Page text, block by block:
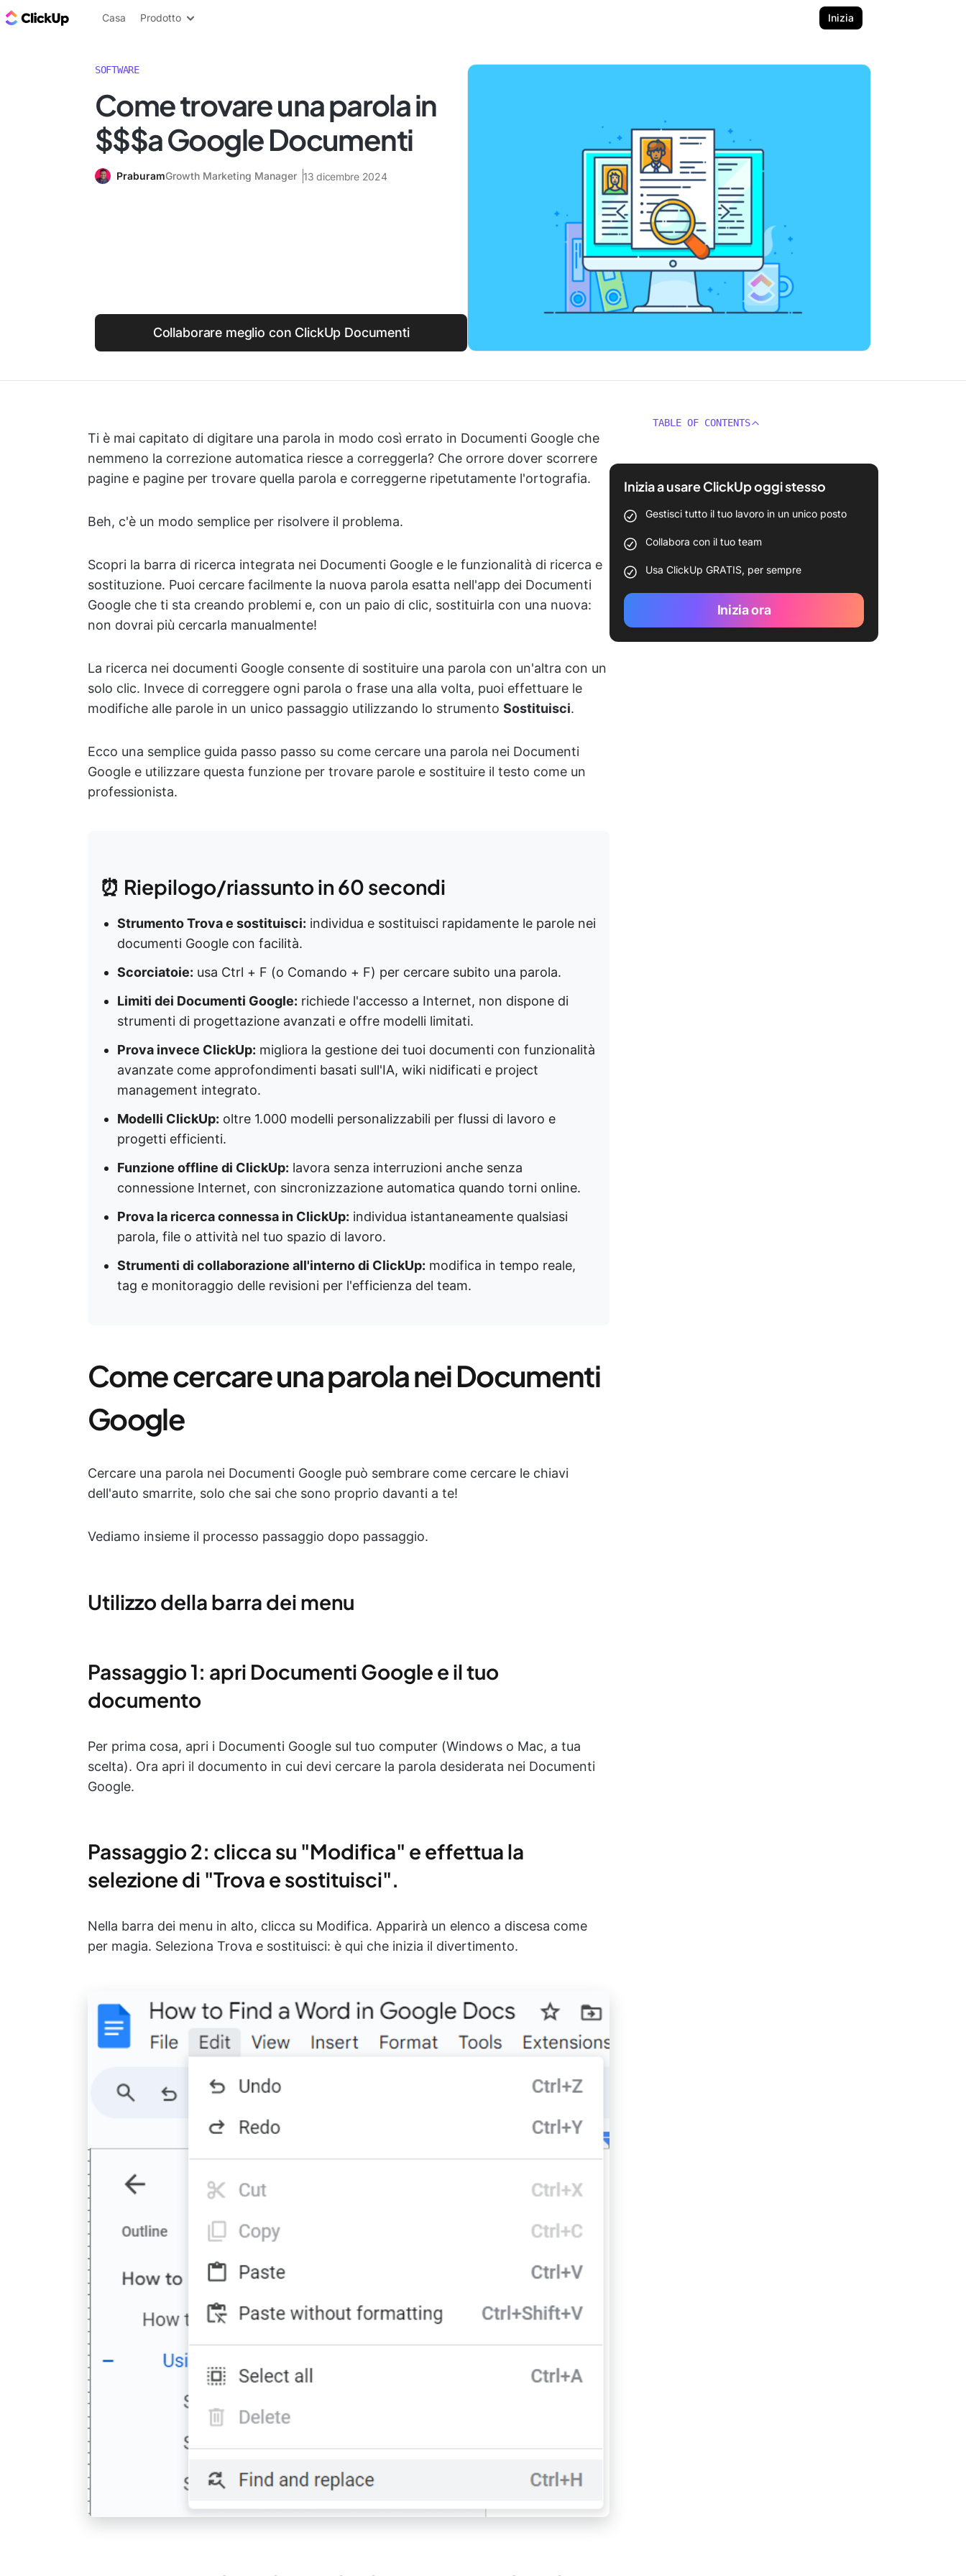
Blog di ClickUp
Casa Prodotto Inizia
SOFTWARE
Come trovare una parola in
$$$a Google Documenti
PraburamGrowth Marketing Manager 13 dicembre 2024
Collaborare meglio con ClickUp Documenti
Ti è mai capitato di digitare una parola in modo così errato in Documenti Google che
nemmeno la correzione automatica riesce a correggerla? Che orrore dover scorrere
pagine e pagine per trovare quella parola e correggerne ripetutamente l'ortografia.
Beh, c'è un modo semplice per risolvere il problema.
Scopri la barra di ricerca integrata nei Documenti Google e le funzionalità di ricerca e
sostituzione. Puoi cercare facilmente la nuova parola esatta nell'app dei Documenti
Google che ti sta creando problemi e, con un paio di clic, sostituirla con una nuova:
non dovrai più cercarla manualmente!
La ricerca nei documenti Google consente di sostituire una parola con un'altra con un
solo clic. Invece di correggere ogni parola o frase una alla volta, puoi effettuare le
modifiche alle parole in un unico passaggio utilizzando lo strumento Sostituisci.
Ecco una semplice guida passo passo su come cercare una parola nei Documenti
Google e utilizzare questa funzione per trovare parole e sostituire il testo come un
professionista.
⏰ Riepilogo/riassunto in 60 secondi
Strumento Trova e sostituisci: individua e sostituisci rapidamente le parole nei
documenti Google con facilità.
Scorciatoie: usa Ctrl + F (o Comando + F) per cercare subito una parola.
Limiti dei Documenti Google: richiede l'accesso a Internet, non dispone di
strumenti di progettazione avanzati e offre modelli limitati.
Prova invece ClickUp: migliora la gestione dei tuoi documenti con funzionalità
avanzate come approfondimenti basati sull'IA, wiki nidificati e project
management integrato.
Modelli ClickUp: oltre 1.000 modelli personalizzabili per flussi di lavoro e
progetti efficienti.
Funzione offline di ClickUp: lavora senza interruzioni anche senza
connessione Internet, con sincronizzazione automatica quando torni online.
Prova la ricerca connessa in ClickUp: individua istantaneamente qualsiasi
parola, file o attività nel tuo spazio di lavoro.
Strumenti di collaborazione all'interno di ClickUp: modifica in tempo reale,
tag e monitoraggio delle revisioni per l'efficienza del team.
Come cercare una parola nei Documenti
Google
Cercare una parola nei Documenti Google può sembrare come cercare le chiavi
dell'auto smarrite, solo che sai che sono proprio davanti a te!
Vediamo insieme il processo passaggio dopo passaggio.
Utilizzo della barra dei menu
Passaggio 1: apri Documenti Google e il tuo
documento
Per prima cosa, apri i Documenti Google sul tuo computer (Windows o Mac, a tua
scelta). Ora apri il documento in cui devi cercare la parola desiderata nei Documenti
Google.
Passaggio 2: clicca su "Modifica" e effettua la
selezione di "Trova e sostituisci".
Nella barra dei menu in alto, clicca su Modifica. Apparirà un elenco a discesa come
per magia. Seleziona Trova e sostituisci: è qui che inizia il divertimento.
TABLE OF CONTENTS
Inizia a usare ClickUp oggi stesso
Gestisci tutto il tuo lavoro in un unico posto
Collabora con il tuo team
Usa ClickUp GRATIS, per sempre
Inizia ora